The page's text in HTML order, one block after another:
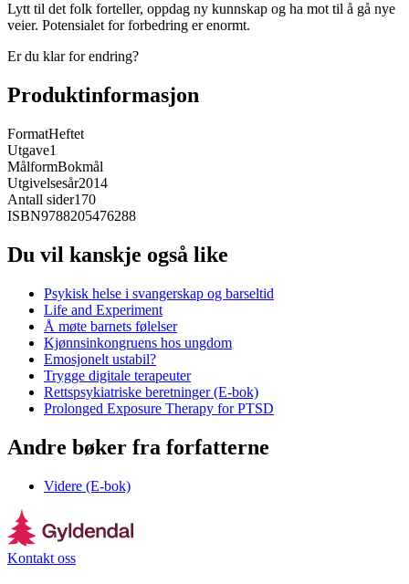
Lytt til det folk forteller, oppdag ny kunnskap og ha mot til å gå nye
veier. Potensialet for forbedring er enormt.
Er du klar for endring?
Produktinformasjon
FormatHeftet
Utgave1
MålformBokmål
Utgivelsesår2014
Antall sider170
ISBN9788205476288
Du vil kanskje også like
Psykisk helse i svangerskap og barseltid
Life and Experiment
Å møte barnets følelser
Kjønnsinkongruens hos ungdom
Emosjonelt ustabil?
Trygge digitale terapeuter
Rettspsykiatriske beretninger (E-bok)
Prolonged Exposure Therapy for PTSD
Andre bøker fra forfatterne
Videre (E-bok)
Kontakt oss